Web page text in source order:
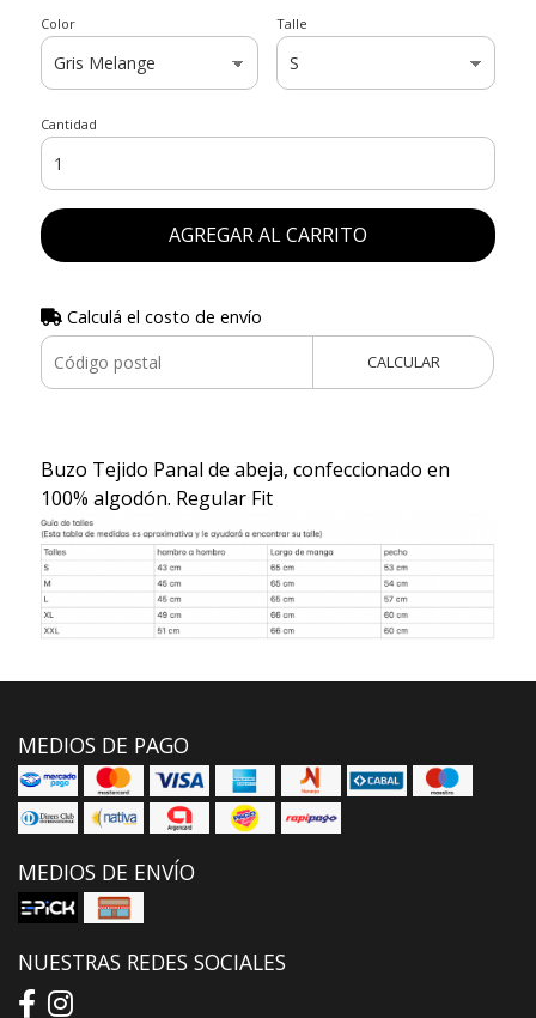
Color Talle
Cantidad
AGREGAR AL CARRITO
Calculá el costo de envío
CALCULAR
Buzo Tejido Panal de abeja, confeccionado en
100% algodón. Regular Fit
MEDIOS DE PAGO
MEDIOS DE ENVÍO
NUESTRAS REDES SOCIALES